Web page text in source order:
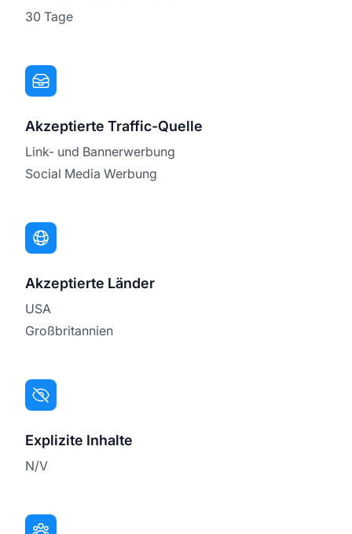
30 Tage
Akzeptierte Traffic-Quelle
Link- und Bannerwerbung
Social Media Werbung
Akzeptierte Länder
USA
Großbritannien
Explizite Inhalte
N/V